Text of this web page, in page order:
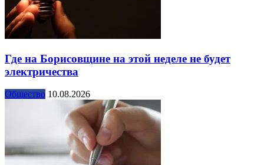
Где на Борисовщине на этой неделе не будет
электричества
Общество 10.08.2026